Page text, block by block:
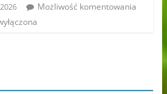
Możliwość komentowania